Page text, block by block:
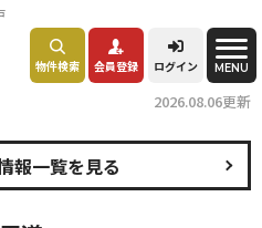
物件検索 会員登録 ログイン MENU
2026.08.06更新
報一覧を見る